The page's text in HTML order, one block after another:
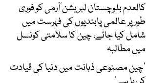
کالعدم بلوچستان لبریشن آرمی کو فوری
طور پر عالمی پابندیوں کی فہرست میں
شامل کیا جائے، چین کا سلامتی کونسل
میں مطالبہ
’چین مصنوعی ذہانت میں دنیا کی قیادت